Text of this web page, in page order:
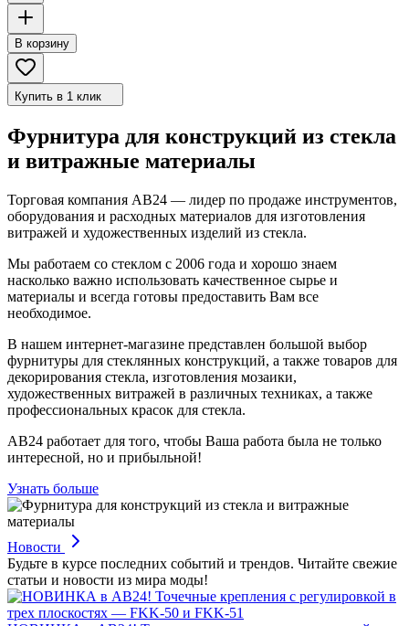
В корзину
Купить в 1 клик
Фурнитура для конструкций из стекла
и витражные материалы
Торговая компания АВ24 — лидер по продаже инструментов,
оборудования и расходных материалов для изготовления
витражей и художественных изделий из стекла.
Мы работаем со стеклом с 2006 года и хорошо знаем
насколько важно использовать качественное сырье и
материалы и всегда готовы предоставить Вам все
необходимое.
В нашем интернет-магазине представлен большой выбор
фурнитуры для стеклянных конструкций, а также товаров для
декорирования стекла, изготовления мозаики,
художественных витражей в различных техниках, а также
профессиональных красок для стекла.
АВ24 работает для того, чтобы Ваша работа была не только
интересной, но и прибыльной!
Узнать больше
Новости
Будьте в курсе последних событий и трендов. Читайте свежие
статьи и новости из мира моды!